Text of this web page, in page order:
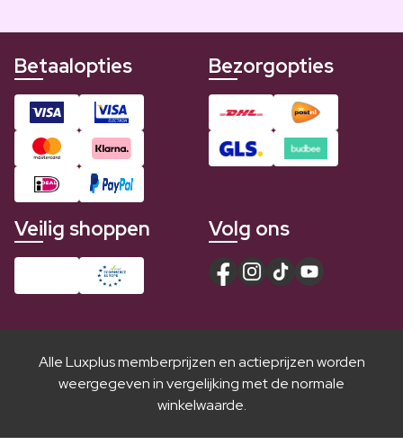
Betaalopties Bezorgopties
Veilig shoppen Volg ons
Alle Luxplus memberprijzen en actieprijzen worden
weergegeven in vergelijking met de normale
winkelwaarde.